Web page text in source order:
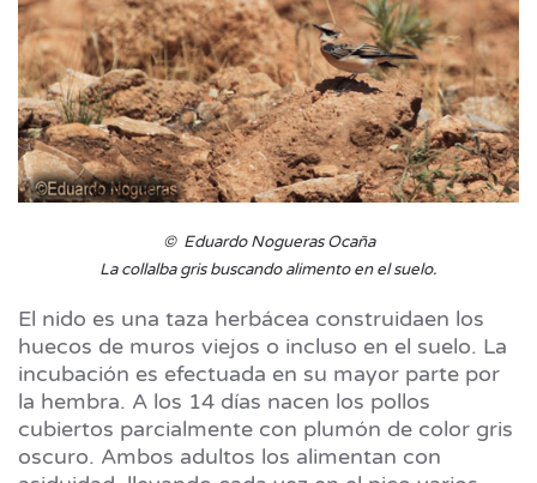
© Eduardo Nogueras Ocaña
La collalba gris buscando alimento en el suelo.
El nido es una taza herbácea construidaen los
huecos de muros viejos o incluso en el suelo. La
incubación es efectuada en su mayor parte por
la hembra. A los 14 días nacen los pollos
cubiertos parcialmente con plumón de color gris
oscuro. Ambos adultos los alimentan con